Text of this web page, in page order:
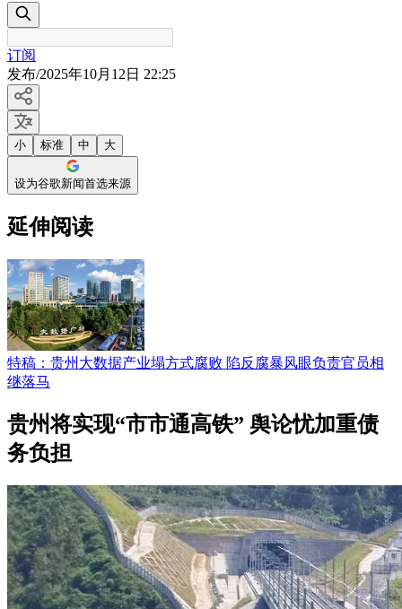
订阅
发布/2025年10月12日 22:25
小 标准 中 大
设为谷歌新闻首选来源
延伸阅读
特稿：贵州大数据产业塌方式腐败 陷反腐暴风眼负责官员相
继落马
贵州将实现“市市通高铁” 舆论忧加重债
务负担